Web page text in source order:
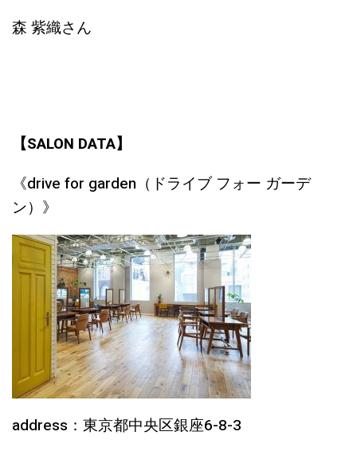
森 紫織さん
【SALON DATA】
《drive for garden（ドライブ フォー ガーデ
ン）》
address：東京都中央区銀座6-8-3